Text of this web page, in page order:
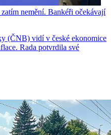
nemění. Bankéři očekávají
(ČNB) vidí v české ekonomice
Rada potvrdila své